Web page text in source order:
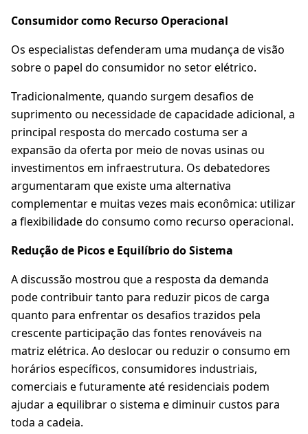
Consumidor como Recurso Operacional
Os especialistas defenderam uma mudança de visão
sobre o papel do consumidor no setor elétrico.
Tradicionalmente, quando surgem desafios de
suprimento ou necessidade de capacidade adicional, a
principal resposta do mercado costuma ser a
expansão da oferta por meio de novas usinas ou
investimentos em infraestrutura. Os debatedores
argumentaram que existe uma alternativa
complementar e muitas vezes mais econômica: utilizar
a flexibilidade do consumo como recurso operacional.
Redução de Picos e Equilíbrio do Sistema
A discussão mostrou que a resposta da demanda
pode contribuir tanto para reduzir picos de carga
quanto para enfrentar os desafios trazidos pela
crescente participação das fontes renováveis na
matriz elétrica. Ao deslocar ou reduzir o consumo em
horários específicos, consumidores industriais,
comerciais e futuramente até residenciais podem
ajudar a equilibrar o sistema e diminuir custos para
toda a cadeia.